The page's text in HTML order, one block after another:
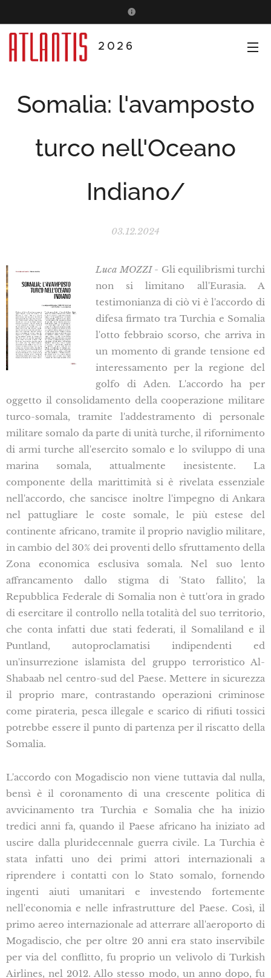
2026
Somalia: l'avamposto
turco nell'Oceano
Indiano/
03.12.2024
Luca MOZZI- Gli equilibrismi turchi
non si limitano all'Eurasia. A
testimonianza di ciò vi è l'accordo di
difesa firmato tra Turchia e Somalia
l'otto febbraio scorso, che arriva in
un momento di grande tensione ed
interessamento per la regione del
golfo di Aden. L'accordo ha per
oggetto il consolidamento della cooperazione militare
turco-somala, tramite l'addestramento di personale
militare somalo da parte di unità turche, il rifornimento
di armi turche all'esercito somalo e lo sviluppo di una
marina somala, attualmente inesistente. La
componente della marittimità si è rivelata essenziale
nell'accordo, che sancisce inoltre l'impegno di Ankara
nel pattugliare le coste somale, le più estese del
continente africano, tramite il proprio naviglio militare,
in cambio del 30% dei proventi dello sfruttamento della
Zona economica esclusiva somala. Nel suo lento
affrancamento dallo stigma di 'Stato fallito', la
Repubblica Federale di Somalia non è tutt'ora in grado
di esercitare il controllo nella totalità del suo territorio,
che conta infatti due stati federati, il Somaliland e il
Puntland, autoproclamatisi indipendenti ed
un'insurrezione islamista del gruppo terroristico Al-
Shabaab nel centro-sud del Paese. Mettere in sicurezza
il proprio mare, contrastando operazioni criminose
come pirateria, pesca illegale e scarico di rifiuti tossici
potrebbe essere il punto di partenza per il riscatto della
Somalia.
L'accordo con Mogadiscio non viene tuttavia dal nulla,
bensì è il coronamento di una crescente politica di
avvicinamento tra Turchia e Somalia che ha inizio
tredici anni fa, quando il Paese africano ha iniziato ad
uscire dalla pluridecennale guerra civile. La Turchia è
stata infatti uno dei primi attori internazionali a
riprendere i contatti con lo Stato somalo, fornendo
ingenti aiuti umanitari e investendo fortemente
nell'economia e nelle infrastrutture del Paese. Così, il
primo aereo internazionale ad atterrare all'aeroporto di
Mogadiscio, che per oltre 20 anni era stato inservibile
per via del conflitto, fu proprio un velivolo di Turkish
Airlines, nel 2012. Allo stesso modo, un anno dopo, fu